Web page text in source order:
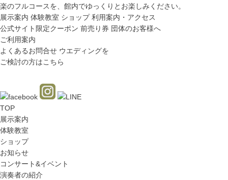
楽のフルコースを、館内でゆっくりとお楽しみください。
展示案内 体験教室 ショップ 利用案内・アクセス
公式サイト限定クーポン 前売り券 団体のお客様へ
ご利用案内
よくあるお問合せ ウエディングを
ご検討の方はこちら
TOP
展示案内
体験教室
ショップ
お知らせ
コンサート&イベント
演奏者の紹介